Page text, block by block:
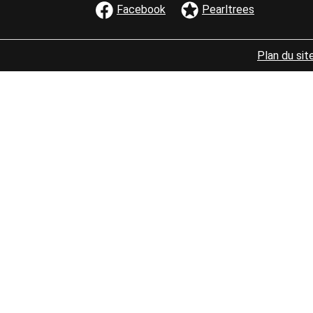
Facebook Pearltrees
texte
MENU PIED
Plan du